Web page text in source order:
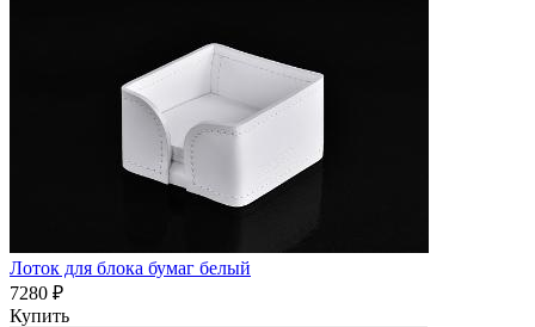
Лоток для блока бумаг белый
7280 ₽
Купить